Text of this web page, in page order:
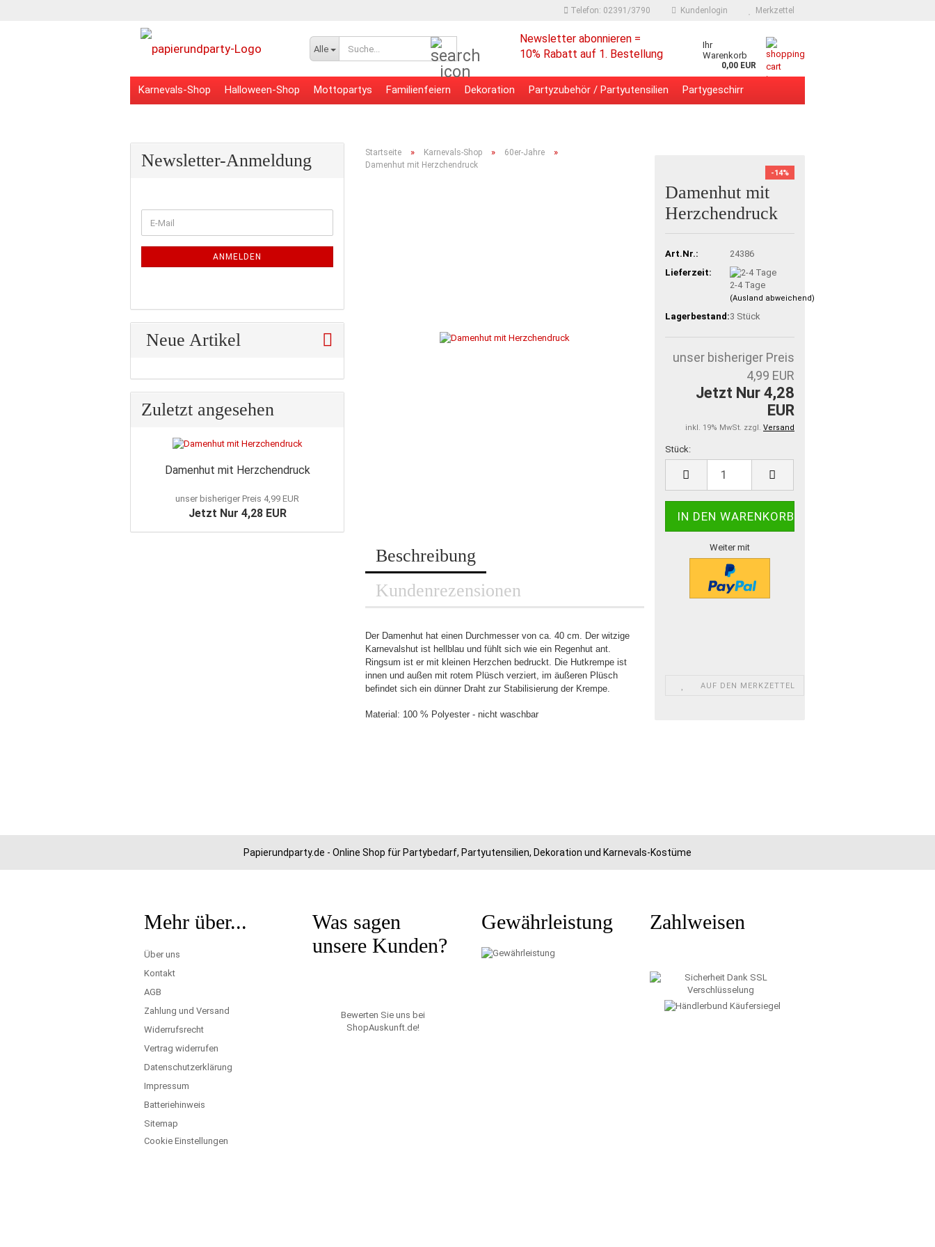
Telefon: 02391/3790 Kundenlogin Merkzettel
Alle
Newsletter abonnieren =
10% Rabatt auf 1. Bestellung
Ihr
Warenkorb
0,00 EUR
Karnevals-Shop Halloween-Shop Mottopartys Familienfeiern Dekoration Partyzubehör / Partyutensilien Partygeschirr
Startseite » Karnevals-Shop » 60er-Jahre »
Damenhut mit Herzchendruck
-14%
Damenhut mit
Herzchendruck
Art.Nr.:
24386
Lieferzeit:
2-4 Tage
(Ausland abweichend)
Lagerbestand:3 Stück
unser bisheriger Preis
4,99 EUR
Jetzt Nur 4,28
EUR
inkl. 19% MwSt. zzgl. Versand
Stück:
Stück
Weiter mit
AUF DEN MERKZETTEL
Beschreibung
Kundenrezensionen
Der Damenhut hat einen Durchmesser von ca. 40 cm. Der witzige
Karnevalshut ist hellblau und fühlt sich wie ein Regenhut ant.
Ringsum ist er mit kleinen Herzchen bedruckt. Die Hutkrempe ist
innen und außen mit rotem Plüsch verziert, im äußeren Plüsch
befindet sich ein dünner Draht zur Stabilisierung der Krempe.
Material: 100 % Polyester - nicht waschbar
Newsletter-Anmeldung
ZUR
E-
Mail
ANMELDEN
Neue Artikel
Zuletzt angesehen
Damenhut mit Herzchendruck
unser bisheriger Preis 4,99 EUR
Jetzt Nur 4,28 EUR
Papierundparty.de - Online Shop für Partybedarf, Partyutensilien, Dekoration und Karnevals-Kostüme
Mehr über...
Über uns
Kontakt
AGB
Zahlung und Versand
Widerrufsrecht
Vertrag widerrufen
Datenschutzerklärung
Impressum
Batteriehinweis
Sitemap
Cookie Einstellungen
Was sagen
unsere Kunden?
Bewerten Sie uns bei
ShopAuskunft.de!
Gewährleistung Zahlweisen